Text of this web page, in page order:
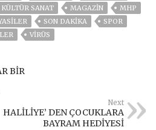
KÜLTÜR SANAT MAGAZİN
MHP
SON DAKIKA
SPOR
VIRÜS
BİR
Next
HALİLİYE’ DEN ÇOCUKLARA
BAYRAM HEDİYESİ